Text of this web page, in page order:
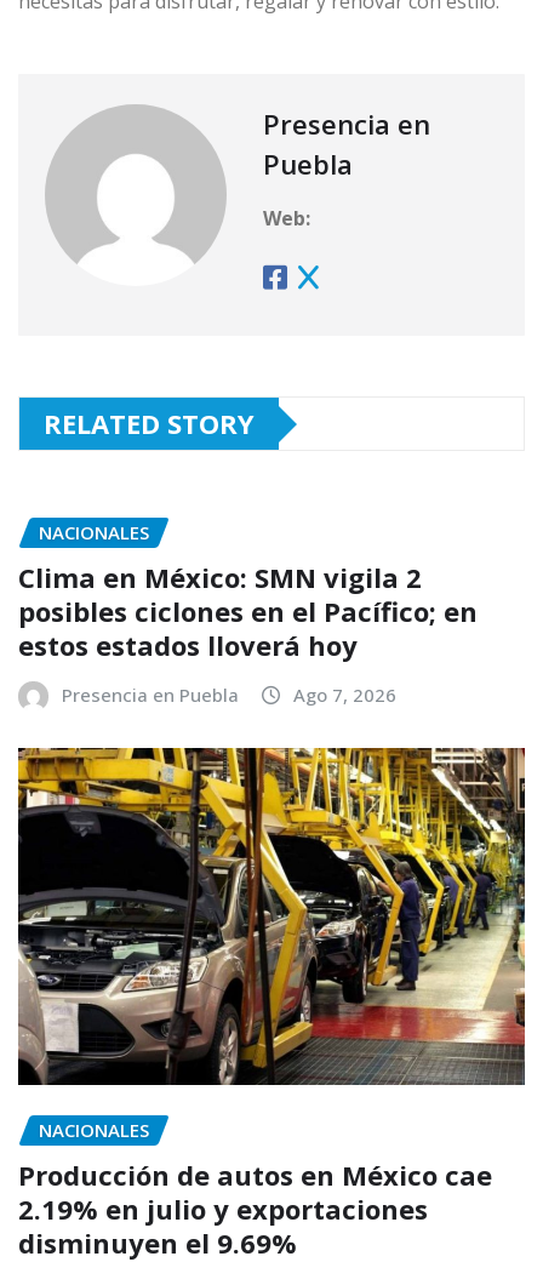
Presencia en
Puebla
Web:
RELATED STORY
NACIONALES
Clima en México: SMN vigila 2
posibles ciclones en el Pacífico; en
estos estados lloverá hoy
Presencia en Puebla Ago 7, 2026
NACIONALES
Producción de autos en México cae
2.19% en julio y exportaciones
disminuyen el 9.69%